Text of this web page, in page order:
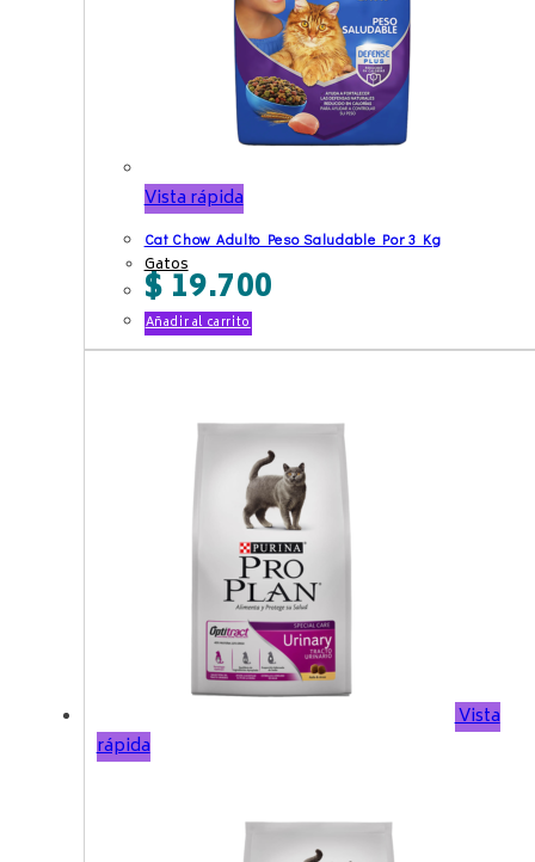
Vista rápida
Cat Chow Adulto Peso Saludable Por 3 Kg
Gatos
$19.700
Añadir al carrito
Vista
rápida